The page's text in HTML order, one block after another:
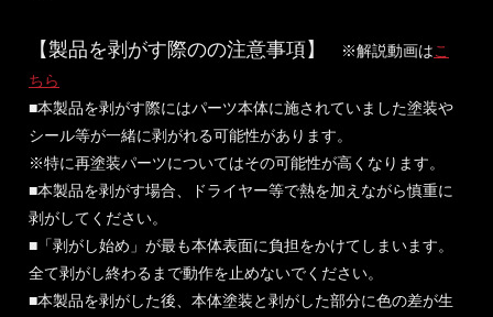
【製品を剥がす際のの注意事項】 ※解説動画はこ
ちら
■本製品を剥がす際にはパーツ本体に施されていました塗装や
シール等が一緒に剥がれる可能性があります。
※特に再塗装パーツについてはその可能性が高くなります。
■本製品を剥がす場合、ドライヤー等で熱を加えながら慎重に
剥がしてください。
■「剥がし始め」が最も本体表面に負担をかけてしまいます。
全て剥がし終わるまで動作を止めないでください。
■本製品を剥がした後、本体塗装と剥がした部分に色の差が生